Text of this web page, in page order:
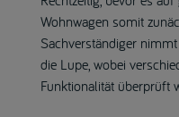
Wohnwagen somit
Sachverständiger
die Lupe, wobei
Funktionalität überprüft